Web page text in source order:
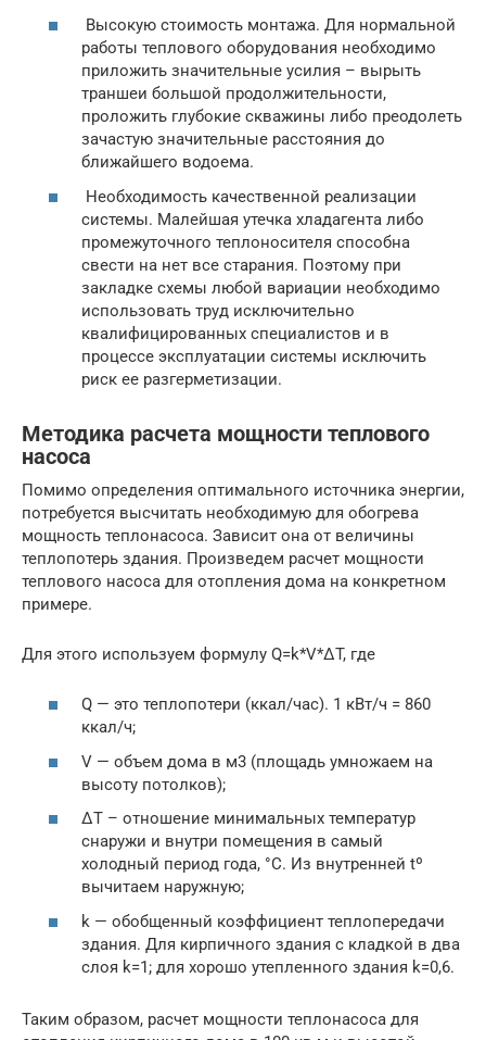
Высокую стоимость монтажа. Для нормальной
работы теплового оборудования необходимо
приложить значительные усилия – вырыть
траншеи большой продолжительности,
проложить глубокие скважины либо преодолеть
зачастую значительные расстояния до
ближайшего водоема.
Необходимость качественной реализации
системы. Малейшая утечка хладагента либо
промежуточного теплоносителя способна
свести на нет все старания. Поэтому при
закладке схемы любой вариации необходимо
использовать труд исключительно
квалифицированных специалистов и в
процессе эксплуатации системы исключить
риск ее разгерметизации.
Методика расчета мощности теплового
насоса
Помимо определения оптимального источника энергии,
потребуется высчитать необходимую для обогрева
мощность теплонасоса. Зависит она от величины
теплопотерь здания. Произведем расчет мощности
теплового насоса для отопления дома на конкретном
примере.
Для этого используем формулу Q=k*V*∆T, где
Q — это теплопотери (ккал/час). 1 кВт/ч = 860
ккал/ч;
V — объем дома в м3 (площадь умножаем на
высоту потолков);
∆Т – отношение минимальных температур
снаружи и внутри помещения в самый
холодный период года, °С. Из внутренней tº
вычитаем наружную;
k — обобщенный коэффициент теплопередачи
здания. Для кирпичного здания с кладкой в два
слоя k=1; для хорошо утепленного здания k=0,6.
Таким образом, расчет мощности теплонасоса для